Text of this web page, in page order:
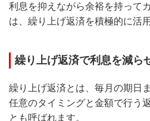
利息を抑えながら余裕を持って
は、繰り上げ返済を積極的に活
繰り上げ返済で利息を減ら
繰り上げ返済とは、毎月の期日
任意のタイミングと金額で行う
とも呼ばれます。